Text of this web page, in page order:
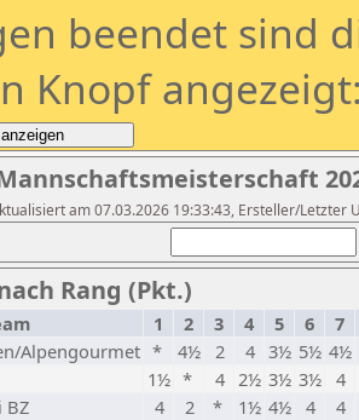
beendet sind
Knopf
am 07.03.2026 19:33:43, Ersteller/Letzter
Rang (Pkt.)
1 2 3 4 5 6
7
Alpengourmet * 4½ 2 4 3½ 5½ 4½
1½ * 4 2½ 3½ 3½ 4
BZ 4 2 * 1½ 4½ 4
4